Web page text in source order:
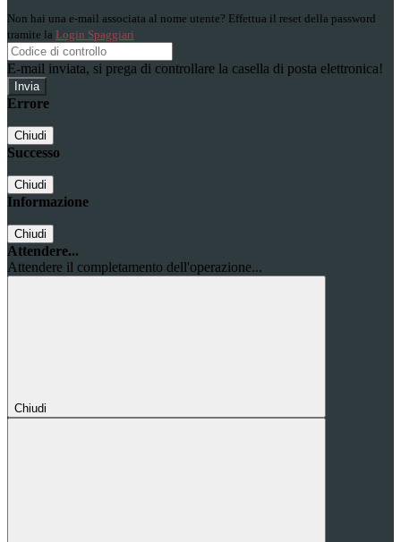
Non hai una e-mail associata al nome utente? Effettua il reset della password
tramite la Login Spaggiari
E-mail inviata, si prega di controllare la casella di posta elettronica!
Errore
Chiudi
Successo
Chiudi
Informazione
Chiudi
Attendere...
Attendere il completamento dell'operazione...
Chiudi